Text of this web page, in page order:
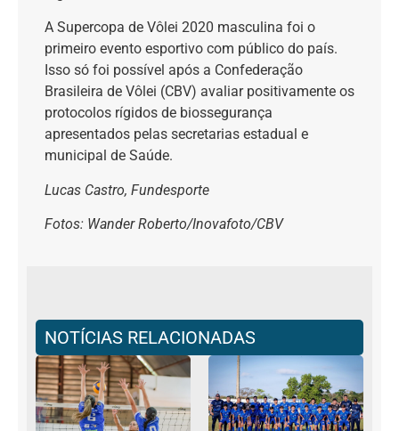
A Supercopa de Vôlei 2020 masculina foi o
primeiro evento esportivo com público do país.
Isso só foi possível após a Confederação
Brasileira de Vôlei (CBV) avaliar positivamente os
protocolos rígidos de biossegurança
apresentados pelas secretarias estadual e
municipal de Saúde.
Lucas Castro, Fundesporte
Fotos: Wander Roberto/Inovafoto/CBV
NOTÍCIAS RELACIONADAS